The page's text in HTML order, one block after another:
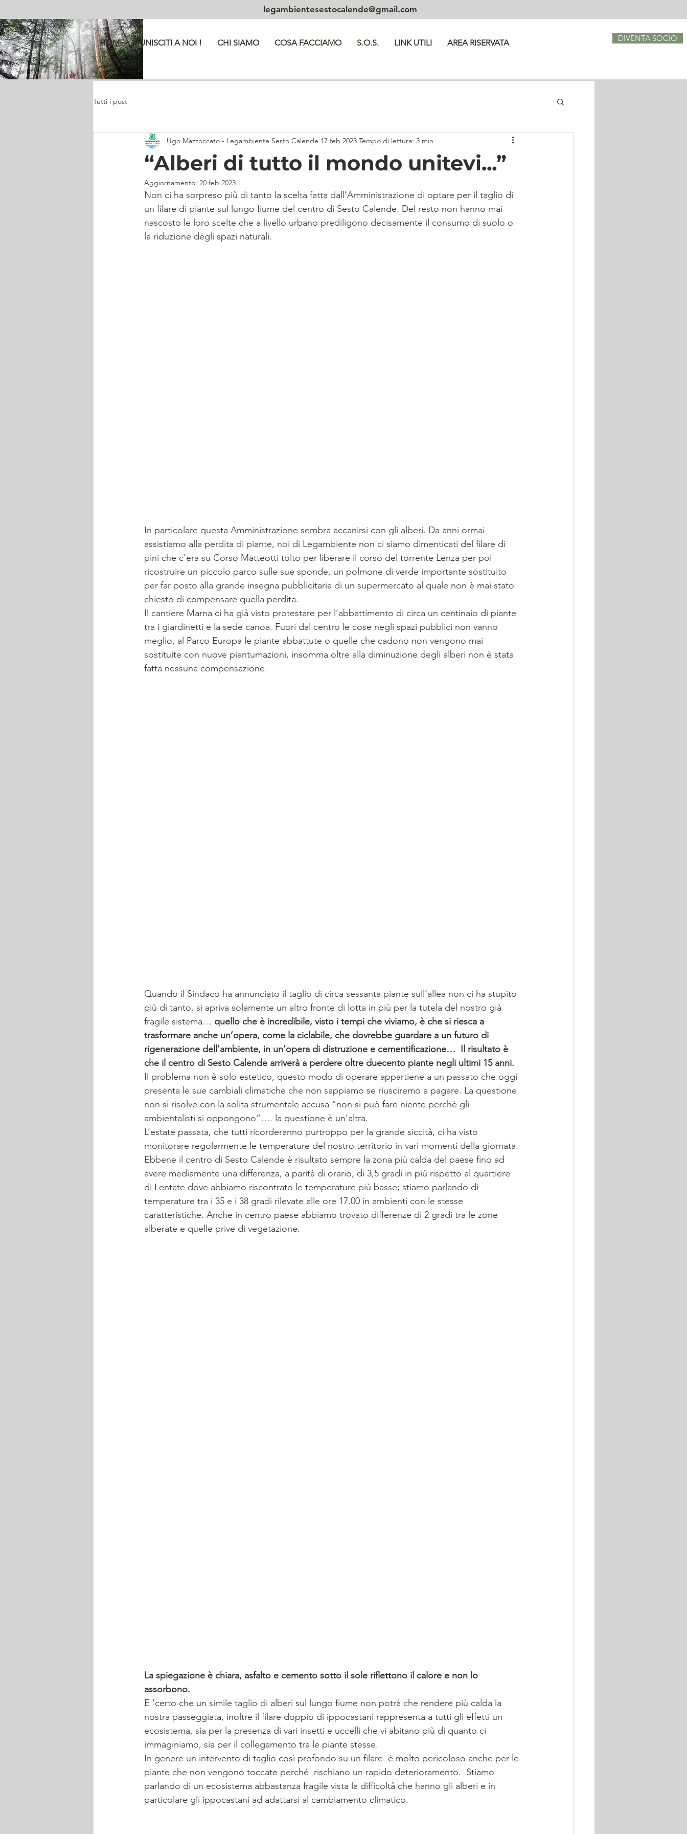
legambientesestocalende@gmail.com
HOME UNISCITI A NOI ! CHI SIAMO COSA FACCIAMO S.O.S. LINK UTILI AREA RISERVATA DIVENTA SOCIO
Tutti i post
“Alberi di tutto il mondo unitevi...”
Ugo Mazzoccato - Legambiente Sesto Calende 17 feb 2023 Tempo di lettura: 3 min
Aggiornamento: 20 feb 2023
Non ci ha sorpreso più di tanto la scelta fatta dall’Amministrazione di optare per il taglio di
un filare di piante sul lungo fiume del centro di Sesto Calende. Del resto non hanno mai
nascosto le loro scelte che a livello urbano prediligono decisamente il consumo di suolo o
la riduzione degli spazi naturali.
In particolare questa Amministrazione sembra accanirsi con gli alberi. Da anni ormai
assistiamo alla perdita di piante, noi di Legambiente non ci siamo dimenticati del filare di
pini che c’era su Corso Matteotti tolto per liberare il corso del torrente Lenza per poi
ricostruire un piccolo parco sulle sue sponde, un polmone di verde importante sostituito
per far posto alla grande insegna pubblicitaria di un supermercato al quale non è mai stato
chiesto di compensare quella perdita.
Il cantiere Marna ci ha già visto protestare per l’abbattimento di circa un centinaio di piante
tra i giardinetti e la sede canoa. Fuori dal centro le cose negli spazi pubblici non vanno
meglio, al Parco Europa le piante abbattute o quelle che cadono non vengono mai
sostituite con nuove piantumazioni, insomma oltre alla diminuzione degli alberi non è stata
fatta nessuna compensazione.
Quando il Sindaco ha annunciato il taglio di circa sessanta piante sull’allea non ci ha stupito
più di tanto, si apriva solamente un altro fronte di lotta in più per la tutela del nostro già
fragile sistema… quello che è incredibile, visto i tempi che viviamo, è che si riesca a
trasformare anche un’opera, come la ciclabile, che dovrebbe guardare a un futuro di
rigenerazione dell’ambiente, in un’opera di distruzione e cementificazione…  Il risultato è
che il centro di Sesto Calende arriverà a perdere oltre duecento piante negli ultimi 15 anni.
Il problema non è solo estetico, questo modo di operare appartiene a un passato che oggi
presenta le sue cambiali climatiche che non sappiamo se riusciremo a pagare. La questione
non si risolve con la solita strumentale accusa “non si può fare niente perché gli
ambientalisti si oppongono”…. la questione è un’altra.
L’estate passata, che tutti ricorderanno purtroppo per la grande siccità, ci ha visto
monitorare regolarmente le temperature del nostro territorio in vari momenti della giornata.
Ebbene il centro di Sesto Calende è risultato sempre la zona più calda del paese fino ad
avere mediamente una differenza, a parità di orario, di 3,5 gradi in più rispetto al quartiere
di Lentate dove abbiamo riscontrato le temperature più basse; stiamo parlando di
temperature tra i 35 e i 38 gradi rilevate alle ore 17.00 in ambienti con le stesse
caratteristiche. Anche in centro paese abbiamo trovato differenze di 2 gradi tra le zone
alberate e quelle prive di vegetazione.
La spiegazione è chiara, asfalto e cemento sotto il sole riflettono il calore e non lo
assorbono.
E ’certo che un simile taglio di alberi sul lungo fiume non potrà che rendere più calda la
nostra passeggiata, inoltre il filare doppio di ippocastani rappresenta a tutti gli effetti un
ecosistema, sia per la presenza di vari insetti e uccelli che vi abitano più di quanto ci
immaginiamo, sia per il collegamento tra le piante stesse.
In genere un intervento di taglio così profondo su un filare  è molto pericoloso anche per le
piante che non vengono toccate perché  rischiano un rapido deterioramento.  Stiamo
parlando di un ecosistema abbastanza fragile vista la difficoltà che hanno gli alberi e in
particolare gli ippocastani ad adattarsi al cambiamento climatico.